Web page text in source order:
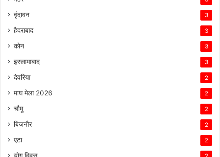
वृंदावन 3
हैदराबाद 3
कोन 3
इस्लामाबाद 3
देवरिया 2
माघ मेला 2026 2
चौमू 2
बिजनौर 2
एटा 2